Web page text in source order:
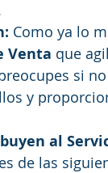
Como ya lo
Venta que
si
y
al
de las